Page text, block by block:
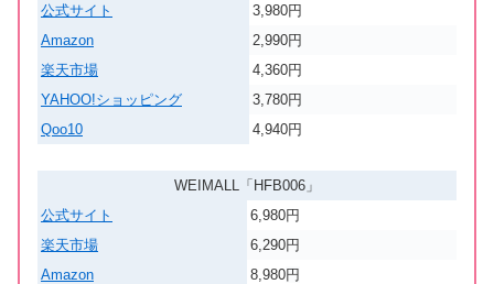
公式サイト
3,980円
Amazon
2,990円
楽天市場
4,360円
YAHOO!ショッピング
3,780円
Qoo10
4,940円
WEIMALL「HFB006」
公式サイト
6,980円
楽天市場
6,290円
Amazon
8,980円